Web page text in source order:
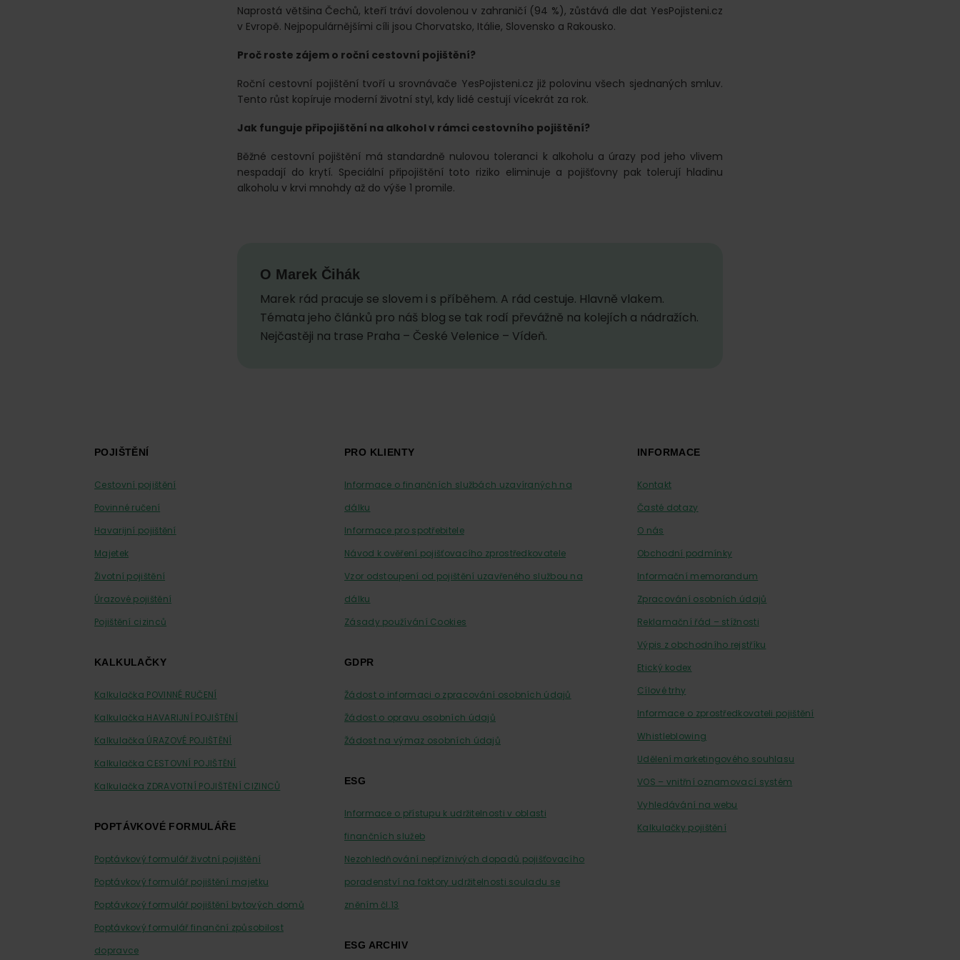
Naprostá většina Čechů, kteří tráví dovolenou v zahraničí (94 %), zůstává dle dat YesPojisteni.cz
v Evropě. Nejpopulárnějšími cíli jsou Chorvatsko, Itálie, Slovensko a Rakousko.
Proč roste zájem o roční cestovní pojištění?
Roční cestovní pojištění tvoří u srovnávače YesPojisteni.cz již polovinu všech sjednaných smluv.
Tento růst kopíruje moderní životní styl, kdy lidé cestují vícekrát za rok.
Jak funguje připojištění na alkohol v rámci cestovního pojištění?
Běžné cestovní pojištění má standardně nulovou toleranci k alkoholu a úrazy pod jeho vlivem
nespadají do krytí. Speciální připojištění toto riziko eliminuje a pojišťovny pak tolerují hladinu
alkoholu v krvi mnohdy až do výše 1 promile.
O Marek Čihák
Marek rád pracuje se slovem i s příběhem. A rád cestuje. Hlavně vlakem.
Témata jeho článků pro náš blog se tak rodí převážně na kolejích a nádražích.
Nejčastěji na trase Praha – České Velenice – Vídeň.
POJIŠTĚNÍ
Cestovní pojištění
Povinné ručení
Havarijní pojištění
Majetek
Životní pojištění
Úrazové pojištění
Pojištění cizinců
KALKULAČKY
Kalkulačka POVINNÉ RUČENÍ
Kalkulačka HAVARIJNÍ POJIŠTĚNÍ
Kalkulačka ÚRAZOVÉ POJIŠTĚNÍ
Kalkulačka CESTOVNÍ POJIŠTĚNÍ
Kalkulačka ZDRAVOTNÍ POJIŠTĚNÍ CIZINCŮ
POPTÁVKOVÉ FORMULÁŘE
Poptávkový formulář životní pojištění
Poptávkový formulář pojištění majetku
Poptávkový formulář pojištění bytových domů
Poptávkový formulář finanční způsobilost
dopravce
PRO KLIENTY
Informace o finančních službách uzavíraných na
dálku
Informace pro spotřebitele
Návod k ověření pojišťovacího zprostředkovatele
Vzor odstoupení od pojištění uzavřeného službou na
dálku
Zásady používání Cookies
GDPR
Žádost o informaci o zpracování osobních údajů
Žádost o opravu osobních údajů
Žádost na výmaz osobních údajů
ESG
Informace o přístupu k udržitelnosti v oblasti
finančních služeb
Nezohledňování nepříznivých dopadů pojišťovacího
poradenství na faktory udržitelnosti souladu se
zněním čl.13
ESG ARCHIV
INFORMACE
Kontakt
Časté dotazy
O nás
Obchodní podmínky
Informační memorandum
Zpracování osobních údajů
Reklamační řád – stížnosti
Výpis z obchodního rejstříku
Etický kodex
Cílové trhy
Informace o zprostředkovateli pojištění
Whistleblowing
Udělení marketingového souhlasu
VOS – vnitřní oznamovací systém
Vyhledávání na webu
Kalkulačky pojištění